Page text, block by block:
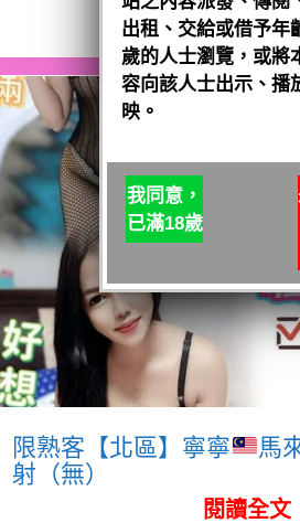
閱讀全文
限熟客【北區】寧寧
馬
射（無）
閱讀全文
出租、交給或借予年
歲的人士瀏覽，或將
容向該人士出示、播
映。
我同意，
已滿18歲